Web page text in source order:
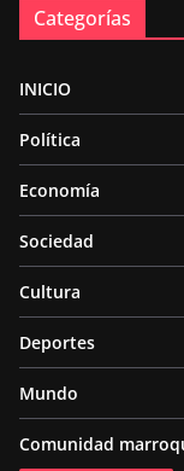
Categorías
INICIO
Política
Economía
Sociedad
Cultura
Deportes
Mundo
Comunidad